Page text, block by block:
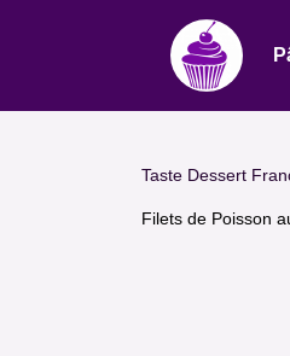
Taste Dessert
Filets de Poisson